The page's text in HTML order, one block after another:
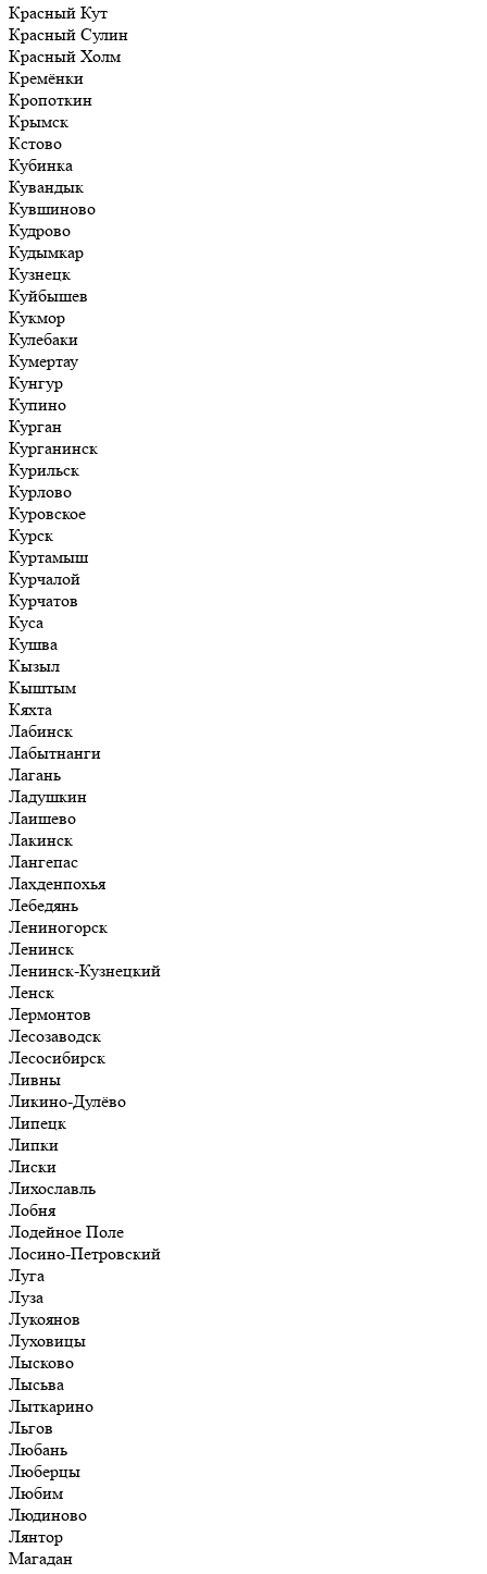
Красный Кут
Красный Сулин
Красный Холм
Кремёнки
Кропоткин
Крымск
Кстово
Кубинка
Кувандык
Кувшиново
Кудрово
Кудымкар
Кузнецк
Куйбышев
Кукмор
Кулебаки
Кумертау
Кунгур
Купино
Курган
Курганинск
Курильск
Курлово
Куровское
Курск
Куртамыш
Курчалой
Курчатов
Куса
Кушва
Кызыл
Кыштым
Кяхта
Лабинск
Лабытнанги
Лагань
Ладушкин
Лаишево
Лакинск
Лангепас
Лахденпохья
Лебедянь
Лениногорск
Ленинск
Ленинск-Кузнецкий
Ленск
Лермонтов
Лесозаводск
Лесосибирск
Ливны
Ликино-Дулёво
Липецк
Липки
Лиски
Лихославль
Лобня
Лодейное Поле
Лосино-Петровский
Луга
Луза
Лукоянов
Луховицы
Лысково
Лысьва
Лыткарино
Льгов
Любань
Люберцы
Любим
Людиново
Лянтор
Магадан